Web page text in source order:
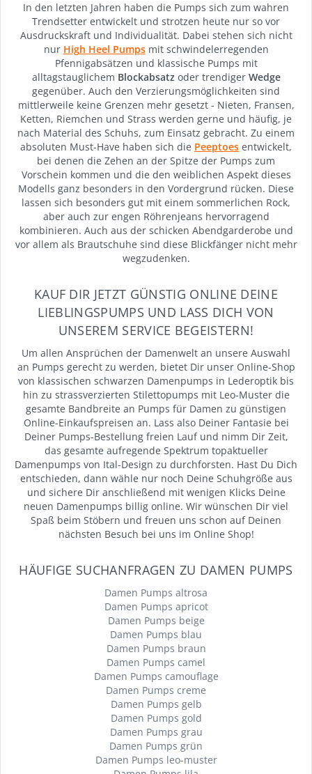
In den letzten Jahren haben die Pumps sich zum wahren
Trendsetter entwickelt und strotzen heute nur so vor
Ausdruckskraft und Individualität. Dabei stehen sich nicht
nur High Heel Pumpsmit schwindelerregenden
Pfennigabsätzen und klassische Pumps mit
alltagstauglichem Blockabsatz oder trendiger Wedge
gegenüber. Auch den Verzierungsmöglichkeiten sind
mittlerweile keine Grenzen mehr gesetzt - Nieten, Fransen,
Ketten, Riemchen und Strass werden gerne und häufig, je
nach Material des Schuhs, zum Einsatz gebracht. Zu einem
absoluten Must-Have haben sich die Peeptoes entwickelt,
bei denen die Zehen an der Spitze der Pumps zum
Vorschein kommen und die den weiblichen Aspekt dieses
Modells ganz besonders in den Vordergrund rücken. Diese
lassen sich besonders gut mit einem sommerlichen Rock,
aber auch zur engen Röhrenjeans hervorragend
kombinieren. Auch aus der schicken Abendgarderobe und
vor allem als Brautschuhe sind diese Blickfänger nicht mehr
wegzudenken.
KAUF DIR JETZT GÜNSTIG ONLINE DEINE
LIEBLINGSPUMPS UND LASS DICH VON
UNSEREM SERVICE BEGEISTERN!
Um allen Ansprüchen der Damenwelt an unsere Auswahl
an Pumps gerecht zu werden, bietet Dir unser Online-Shop
von klassischen schwarzen Damenpumps in Lederoptik bis
hin zu strassverzierten Stilettopumps mit Leo-Muster die
gesamte Bandbreite an Pumps für Damen zu günstigen
Online-Einkaufspreisen an. Lass also Deiner Fantasie bei
Deiner Pumps-Bestellung freien Lauf und nimm Dir Zeit,
das gesamte aufregende Spektrum topaktueller
Damenpumps von Ital-Design zu durchforsten. Hast Du Dich
entschieden, dann wähle nur noch Deine Schuhgröße aus
und sichere Dir anschließend mit wenigen Klicks Deine
neuen Damenpumps billig online. Wir wünschen Dir viel
Spaß beim Stöbern und freuen uns schon auf Deinen
nächsten Besuch bei uns im Online Shop!
HÄUFIGE SUCHANFRAGEN ZU DAMEN PUMPS
Damen Pumps altrosa
Damen Pumps apricot
Damen Pumps beige
Damen Pumps blau
Damen Pumps braun
Damen Pumps camel
Damen Pumps camouflage
Damen Pumps creme
Damen Pumps gelb
Damen Pumps gold
Damen Pumps grau
Damen Pumps grün
Damen Pumps leo-muster